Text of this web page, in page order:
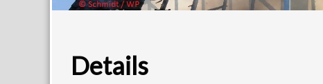
Details